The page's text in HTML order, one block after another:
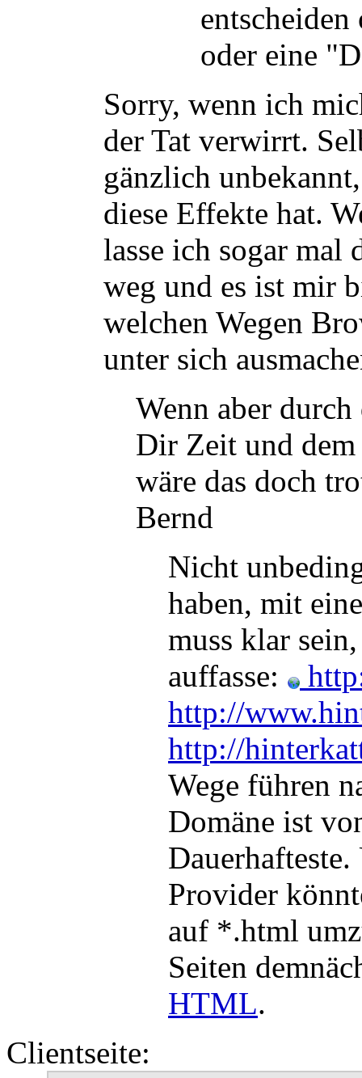
oder eine
Sorry, wenn ich
der Tat verwirrt.
gänzlich
diese Effekte hat.
lasse ich sogar mal
weg und es ist mir
welchen Wegen
unter sich
Wenn aber
Dir Zeit und
wäre das doch
Bernd
Nicht
haben, mit
muss klar
auffasse:
http://
http://
Wege führen
Domäne ist
Provider
auf *.html
Seiten
HTML.
Clientseite: